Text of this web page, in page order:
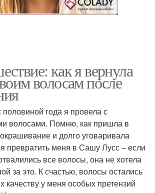
как я вернула
волосам после
года я провела с
волосами. Помню, как пришла в
и долго уговаривала
превратить меня в Сашу Лусс – если
все волосы, она не хотела
за это. К счастью, волосы остались
качеству у меня особых претензий